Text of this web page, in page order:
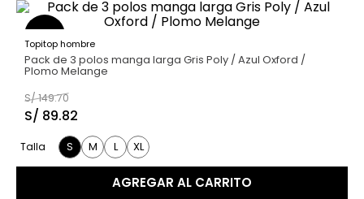
40 %
Topitop hombre
Pack de 3 polos manga larga Gris Poly / Azul Oxford /
Plomo Melange
S/149.70
S/ 89.82
Talla S M L XL
AGREGAR AL CARRITO